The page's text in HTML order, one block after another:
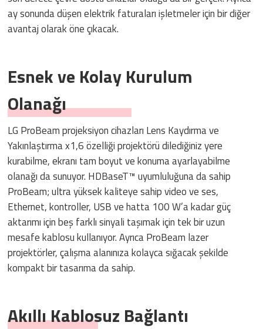
ay sonunda düşen elektrik faturaları işletmeler için bir diğer
avantaj olarak öne çıkacak.
Esnek ve Kolay Kurulum
Olanağı
LG ProBeam projeksiyon cihazları Lens Kaydırma ve
Yakınlaştırma x1,6 özelliği projektörü dilediğiniz yere
kurabilme, ekranı tam boyut ve konuma ayarlayabilme
olanağı da sunuyor. HDBaseT™ uyumluluğuna da sahip
ProBeam; ultra yüksek kaliteye sahip video ve ses,
Ethernet, kontroller, USB ve hatta 100 W’a kadar güç
aktarımı için beş farklı sinyali taşımak için tek bir uzun
mesafe kablosu kullanıyor. Ayrıca ProBeam lazer
projektörler, çalışma alanınıza kolayca sığacak şekilde
kompakt bir tasarıma da sahip.
Akıllı Kablosuz Bağlantı